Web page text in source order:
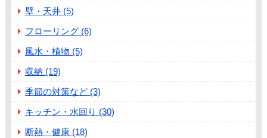
壁・天井 (5)
フローリング (6)
風水・植物 (5)
収納 (19)
季節の対策など (3)
キッチン・水回り (30)
断熱・健康 (18)